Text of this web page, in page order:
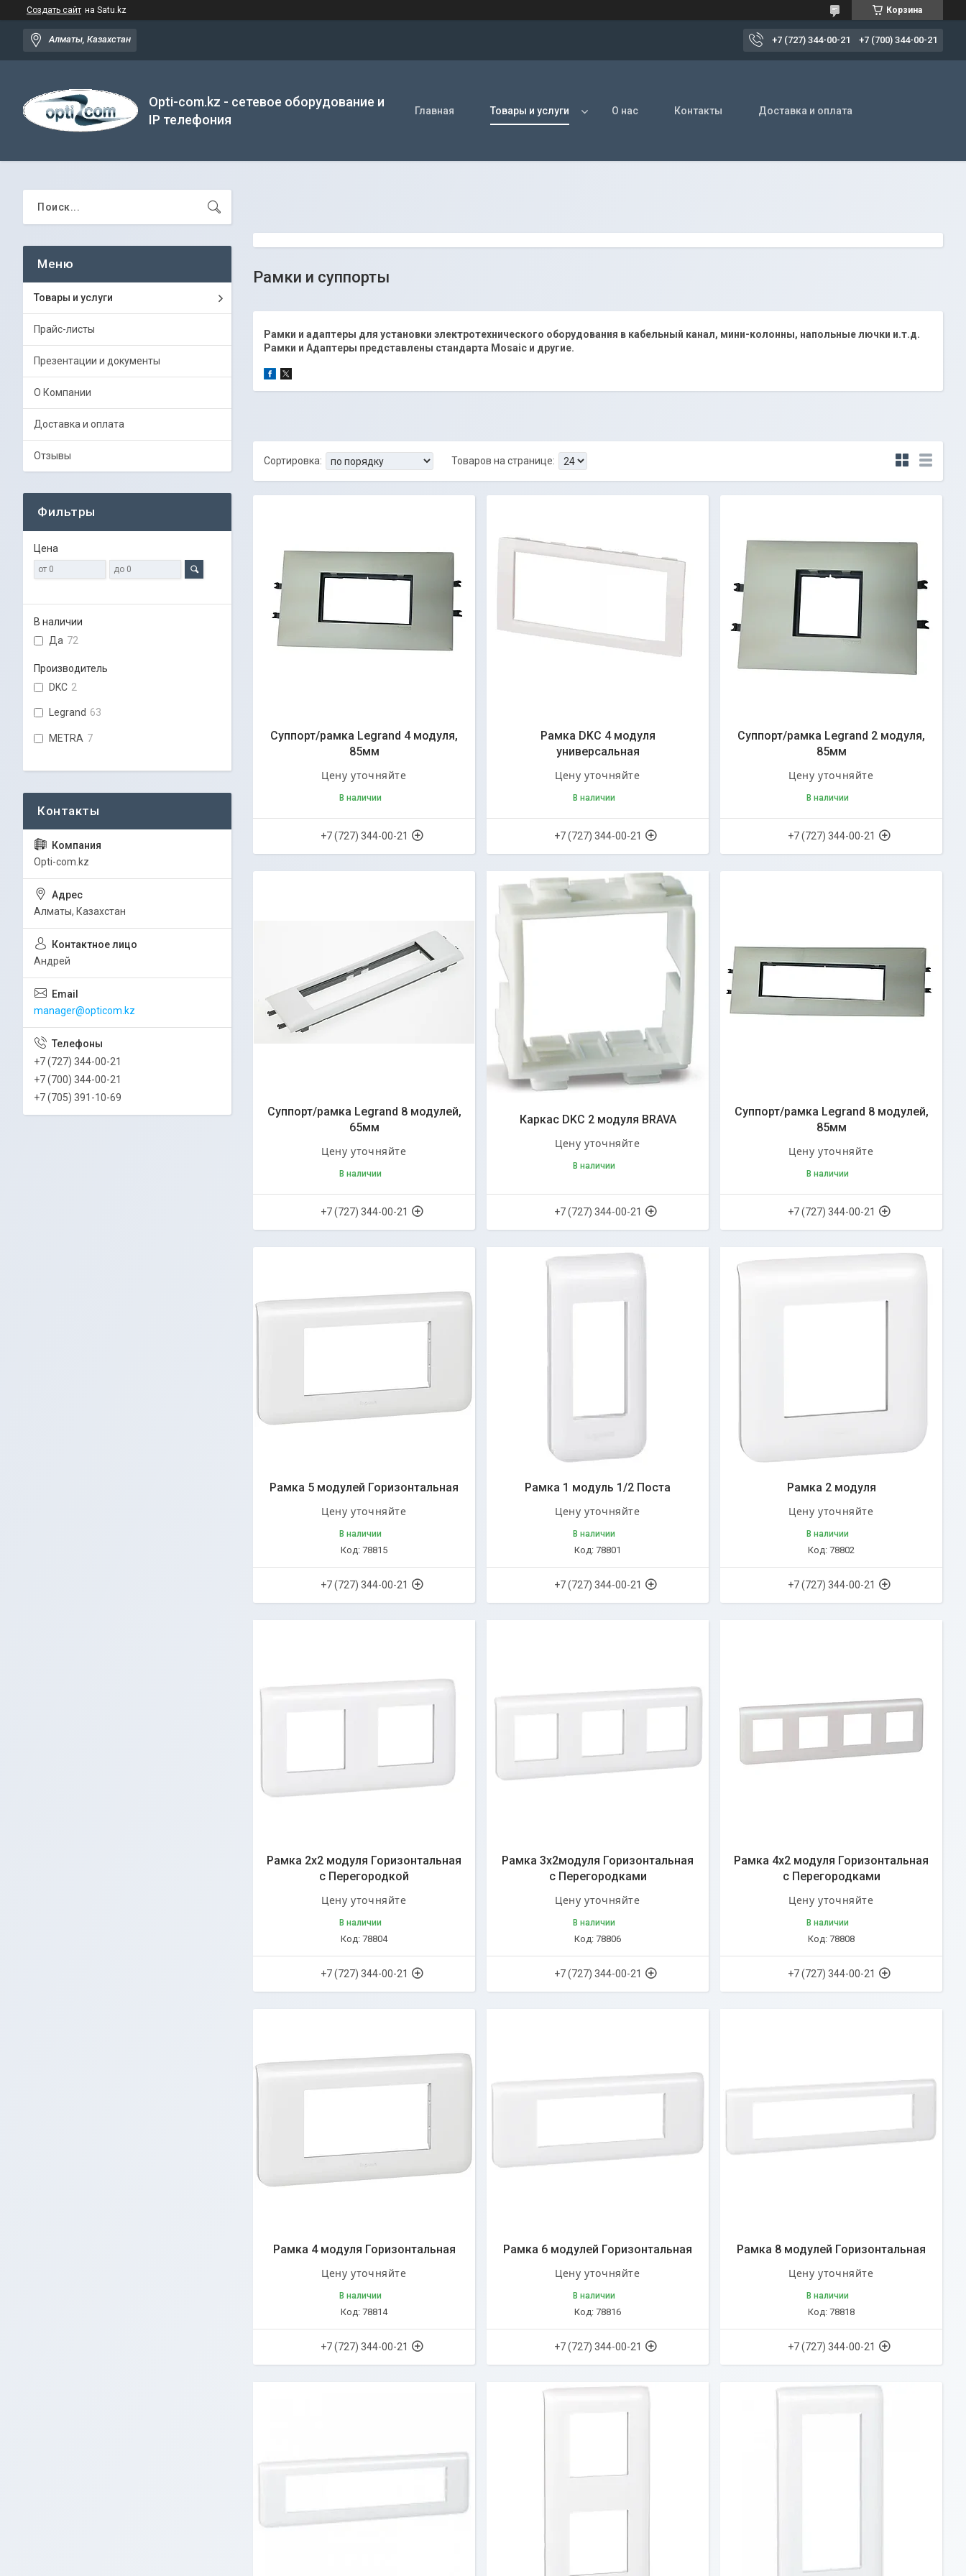
Создать сайт на Satu.kz Корзина
Алматы, Казахстан +7 (727) 344-00-21 +7 (700) 344-00-21
Opti-com.kz - сетевое оборудование и
IP телефония
Главная Товары и услуги О нас Контакты Доставка и оплата
Рамки и суппорты
Рамки и адаптеры для установки электротехнического оборудования в кабельный канал, мини-колонны, напольные лючки и.т.д.
Рамки и Адаптеры представлены стандарта Mosaic и другие.
Суппорт/рамка Legrand 4 модуля,
85мм
Цену уточняйте
В наличии
+7 (727) 344-00-21
Рамка DKC 4 модуля
универсальная
Цену уточняйте
В наличии
+7 (727) 344-00-21
Суппорт/рамка Legrand 2 модуля,
85мм
Цену уточняйте
В наличии
+7 (727) 344-00-21
Суппорт/рамка Legrand 8 модулей,
65мм
Цену уточняйте
В наличии
+7 (727) 344-00-21
Каркас DKC 2 модуля BRAVA
Цену уточняйте
В наличии
+7 (727) 344-00-21
Суппорт/рамка Legrand 8 модулей,
85мм
Цену уточняйте
В наличии
+7 (727) 344-00-21
Рамка 5 модулей Горизонтальная
Цену уточняйте
В наличии
78815
+7 (727) 344-00-21
Рамка 1 модуль 1/2 Поста
Цену уточняйте
В наличии
78801
+7 (727) 344-00-21
Рамка 2 модуля
Цену уточняйте
В наличии
78802
+7 (727) 344-00-21
Рамка 2x2 модуля Горизонтальная
с Перегородкой
Цену уточняйте
В наличии
78804
+7 (727) 344-00-21
Рамка 3x2модуля Горизонтальная
с Перегородками
Цену уточняйте
В наличии
78806
+7 (727) 344-00-21
Рамка 4x2 модуля Горизонтальная
с Перегородками
Цену уточняйте
В наличии
78808
+7 (727) 344-00-21
Рамка 4 модуля Горизонтальная
Цену уточняйте
В наличии
78814
+7 (727) 344-00-21
Рамка 6 модулей Горизонтальная
Цену уточняйте
В наличии
78816
+7 (727) 344-00-21
Рамка 8 модулей Горизонтальная
Цену уточняйте
В наличии
78818
+7 (727) 344-00-21
Товары и услуги
Прайс-листы
Презентации и документы
О Компании
Доставка и оплата
Отзывы
Фильтры
Цена
В наличии
Да 72
Производитель
DKC 2
Legrand 63
METRA 7
Opti-com.kz
Алматы, Казахстан
Андрей
manager@opticom.kz
+7 (727) 344-00-21
+7 (700) 344-00-21
+7 (705) 391-10-69